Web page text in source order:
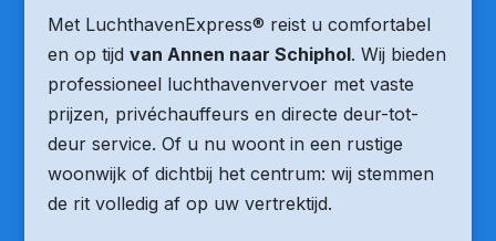
Met LuchthavenExpress® reist u comfortabel
en op tijd van Annen naar Schiphol. Wij bieden
professioneel luchthavenvervoer met vaste
prijzen, privéchauffeurs en directe deur-tot-
deur service. Of u nu woont in een rustige
woonwijk of dichtbij het centrum: wij stemmen
de rit volledig af op uw vertrektijd.